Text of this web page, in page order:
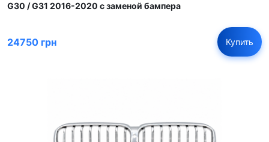
G30 / G31 2016-2020 с заменой бампера
24750 грн Купить